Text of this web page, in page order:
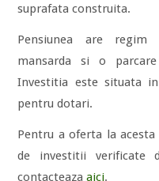
suprafata construita.
Pensiunea are
mansarda si o
Investitia este situata
pentru dotari.
Pentru a oferta la
de investitii verificate
contacteazaaici.